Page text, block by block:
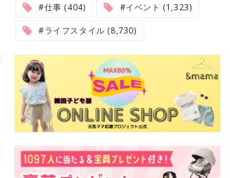
#仕事 (404)
#イベント (1,323)
#ライフスタイル (8,730)